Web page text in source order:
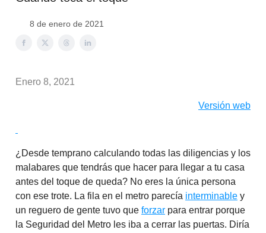
8 de enero de 2021
Enero 8, 2021
Versión web
¿Desde temprano calculando todas las diligencias y los
malabares que tendrás que hacer para llegar a tu casa
antes del toque de queda? No eres la única persona
con ese trote. La fila en el metro parecía interminable y
un reguero de gente tuvo que forzar para entrar porque
la Seguridad del Metro les iba a cerrar las puertas. Diría